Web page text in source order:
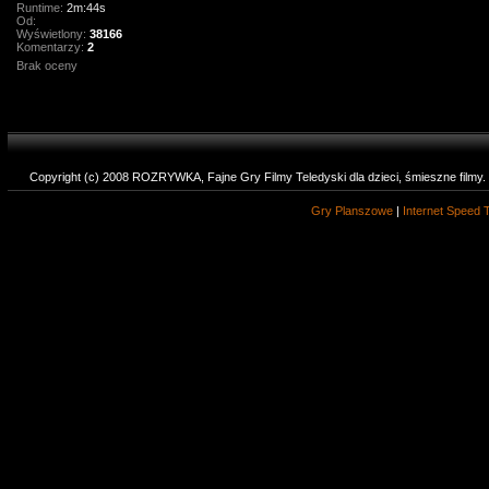
Runtime: 2m:44s
Od:
Wyświetlony: 38166
Komentarzy: 2
Brak oceny
Copyright (c) 2008 ROZRYWKA, Fajne Gry Filmy Teledyski dla dzieci, śmieszne
Gry Planszowe | Internet Speed